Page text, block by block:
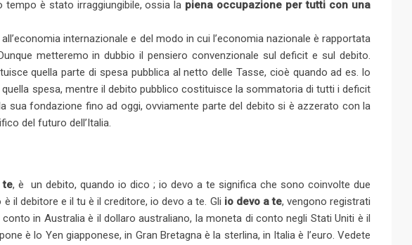
è stato irraggiungibile, ossia la piena occupazione per tutti con una
internazionale e del modo in cui l’economia nazionale è rapportata
metteremo in dubbio il pensiero convenzionale sul deficit e sul debito.
quella parte di spesa pubblica al netto delle Tasse, cioè quando ad es. lo
spesa, mentre il debito pubblico costituisce la sommatoria di tutti i deficit
sua fondazione fino ad oggi, ovviamente parte del debito si è azzerato con la
del futuro dell’Italia.
te, è un debito, quando io dico ; io devo a te significa che sono coinvolte due
il debitore e il tu è il creditore, io devo a te. Gli io devo a te, vengono registrati
in Australia è il dollaro australiano, la moneta di conto negli Stati Uniti è il
è lo Yen giapponese, in Gran Bretagna è la sterlina, in Italia è l’euro. Vedete